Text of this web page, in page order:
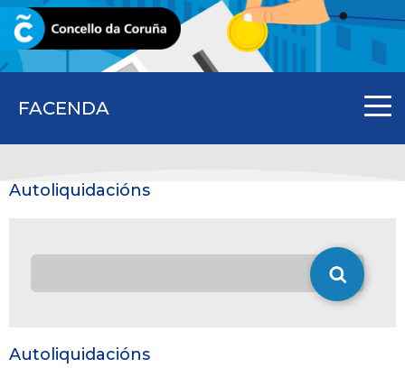
FACENDA
CORUNA.GAL
Autoliquidacións
Autoliquidacións